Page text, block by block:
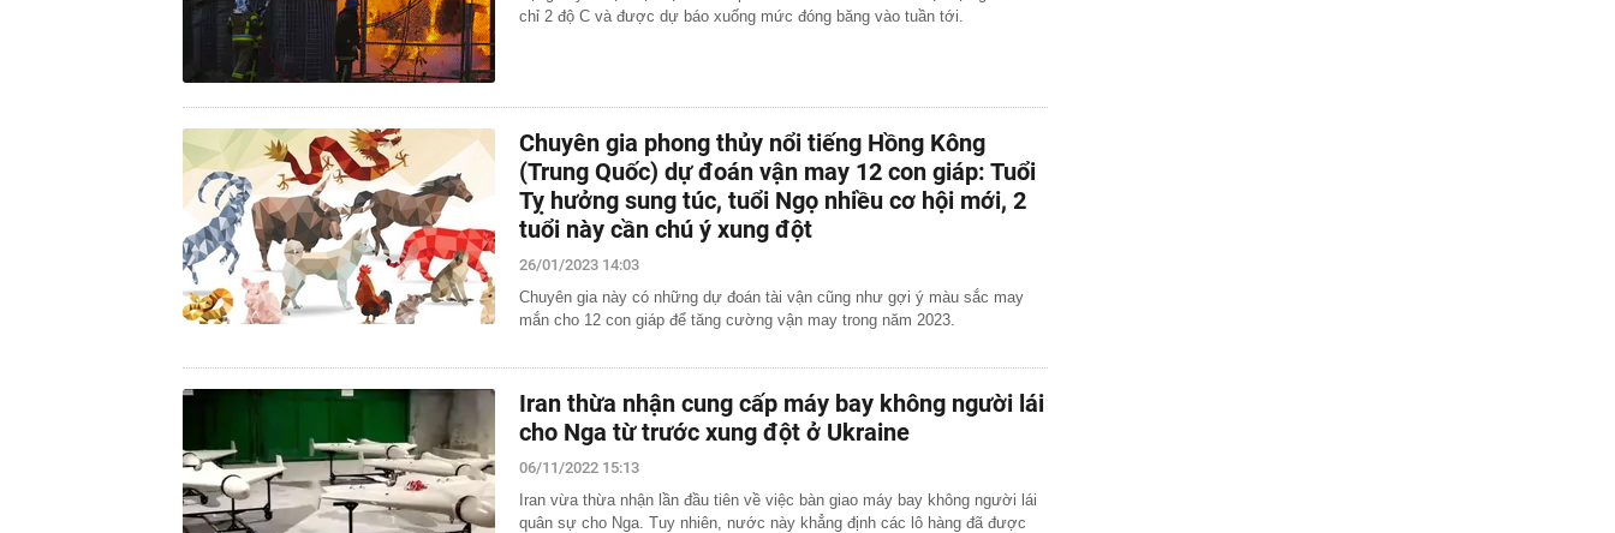
chỉ 2 độ C và được dự báo xuống mức đóng băng vào tuần tới.
Chuyên gia phong thủy nổi tiếng Hồng Kông
(Trung Quốc) dự đoán vận may 12 con giáp: Tuổi
Tỵ hưởng sung túc, tuổi Ngọ nhiều cơ hội mới, 2
tuổi này cần chú ý xung đột
26/01/2023 14:03
Chuyên gia này có những dự đoán tài vận cũng như gợi ý màu sắc may
mắn cho 12 con giáp để tăng cường vận may trong năm 2023.
Iran thừa nhận cung cấp máy bay không người lái
cho Nga từ trước xung đột ở Ukraine
06/11/2022 15:13
Iran vừa thừa nhận lần đầu tiên về việc bàn giao máy bay không người lái
quân sự cho Nga. Tuy nhiên, nước này khẳng định các lô hàng đã được